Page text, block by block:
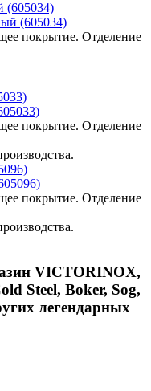
(605034)
покрытие. Отделение
покрытие. Отделение
покрытие. Отделение
VICTORINOX,
Steel, Boker, Sog,
легендарных